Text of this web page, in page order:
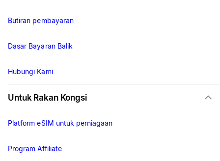
Butiran pembayaran
Dasar Bayaran Balik
Hubungi Kami
Untuk Rakan Kongsi
Platform eSIM untuk perniagaan
Program Affiliate